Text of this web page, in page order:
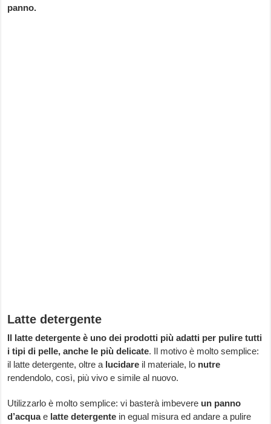
panno.
Latte detergente
Il latte detergente è uno dei prodotti più adatti per pulire tutti
i tipi di pelle, anche le più delicate. Il motivo è molto semplice:
il latte detergente, oltre a lucidare il materiale, lo nutre
rendendolo, così, più vivo e simile al nuovo.
Utilizzarlo è molto semplice: vi basterà imbevere un panno
d’acquae latte detergente in egual misura ed andare a pulire